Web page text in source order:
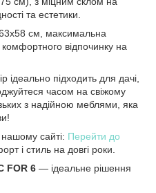
та естетики.
см, максимальна
відпочинку на
ідеально підходить для дачі,
часом на свіжому
з надійною меблями, яка
сайті: Перейти до
і стиль на довгі роки.
FOR 6 — ідеальне рішення